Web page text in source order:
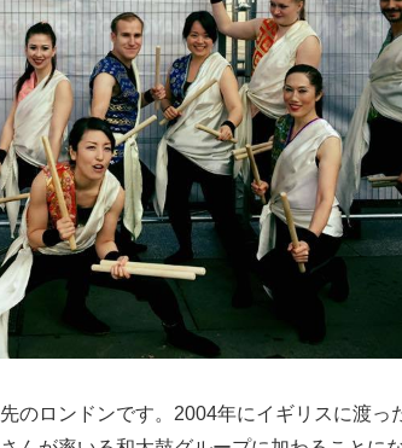
のロンドンです。2004年にイギリスに渡っ